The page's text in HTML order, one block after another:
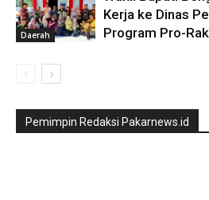
Daerah
Kerja ke Dinas
Program Pro-
Pemimpin Redaksi Pakarnews.id